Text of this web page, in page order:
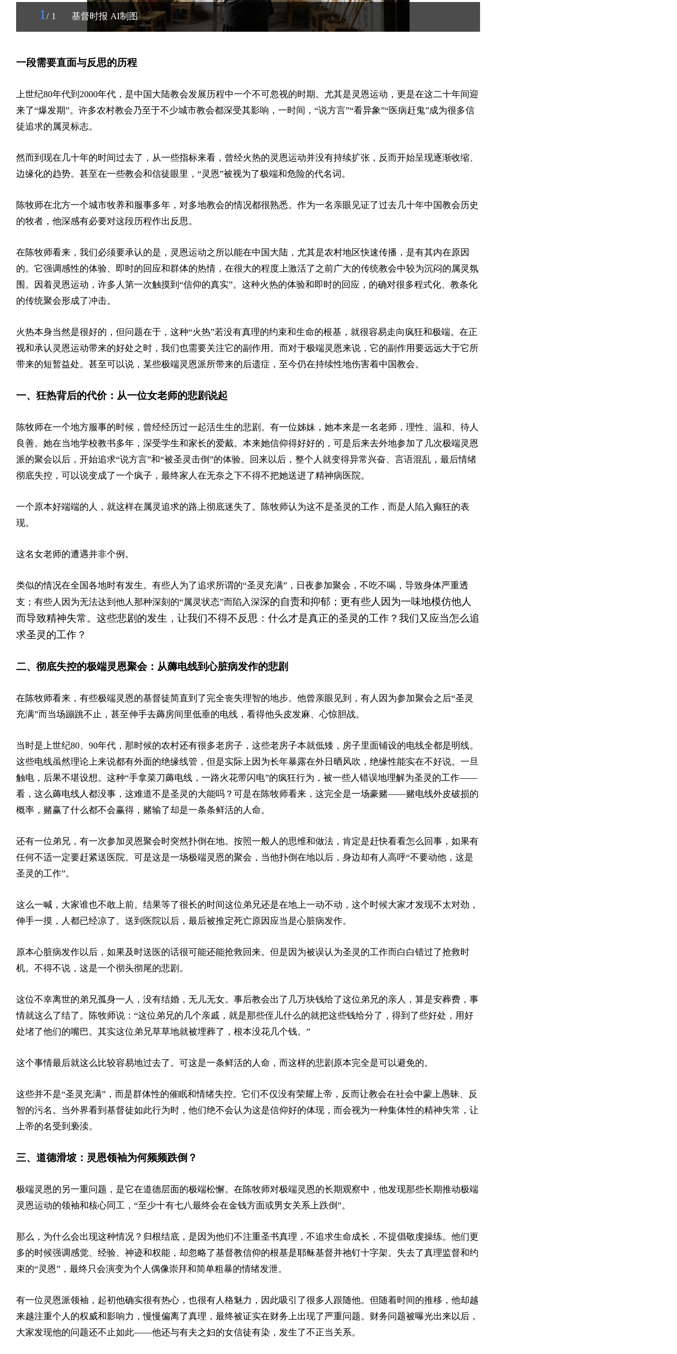
1 / 1 基督时报 AI制图
一段需要直面与反思的历程
上世纪80年代到2000年代，是中国大陆教会发展历程中一个不可忽视的时期。尤其是灵恩运动，更是在这二十年间迎
来了“爆发期”。许多农村教会乃至于不少城市教会都深受其影响，一时间，“说方言”“看异象”“医病赶鬼”成为很多信
徒追求的属灵标志。
然而到现在几十年的时间过去了，从一些指标来看，曾经火热的灵恩运动并没有持续扩张，反而开始呈现逐渐收缩、
边缘化的趋势。甚至在一些教会和信徒眼里，“灵恩”被视为了极端和危险的代名词。
陈牧师在北方一个城市牧养和服事多年，对多地教会的情况都很熟悉。作为一名亲眼见证了过去几十年中国教会历史
的牧者，他深感有必要对这段历程作出反思。
在陈牧师看来，我们必须要承认的是，灵恩运动之所以能在中国大陆，尤其是农村地区快速传播，是有其内在原因
的。它强调感性的体验、即时的回应和群体的热情，在很大的程度上激活了之前广大的传统教会中较为沉闷的属灵氛
围。因着灵恩运动，许多人第一次触摸到“信仰的真实”。这种火热的体验和即时的回应，的确对很多程式化、教条化
的传统聚会形成了冲击。
火热本身当然是很好的，但问题在于，这种“火热”若没有真理的约束和生命的根基，就很容易走向疯狂和极端。在正
视和承认灵恩运动带来的好处之时，我们也需要关注它的副作用。而对于极端灵恩来说，它的副作用要远远大于它所
带来的短暂益处。甚至可以说，某些极端灵恩派所带来的后遗症，至今仍在持续性地伤害着中国教会。
一、狂热背后的代价：从一位女老师的悲剧说起
陈牧师在一个地方服事的时候，曾经经历过一起活生生的悲剧。有一位姊妹，她本来是一名老师，理性、温和、待人
良善。她在当地学校教书多年，深受学生和家长的爱戴。本来她信仰得好好的，可是后来去外地参加了几次极端灵恩
派的聚会以后，开始追求“说方言”和“被圣灵击倒”的体验。回来以后，整个人就变得异常兴奋、言语混乱，最后情绪
彻底失控，可以说变成了一个疯子，最终家人在无奈之下不得不把她送进了精神病医院。
一个原本好端端的人，就这样在属灵追求的路上彻底迷失了。陈牧师认为这不是圣灵的工作，而是人陷入癫狂的表
现。
这名女老师的遭遇并非个例。
类似的情况在全国各地时有发生。有些人为了追求所谓的“圣灵充满”，日夜参加聚会，不吃不喝，导致身体严重透
支；有些人因为无法达到他人那种深刻的“属灵状态”而陷入深深的自责和抑郁；更有些人因为一味地模仿他人
而导致精神失常。这些悲剧的发生，让我们不得不反思：什么才是真正的圣灵的工作？我们又应当怎么追
求圣灵的工作？
二、彻底失控的极端灵恩聚会：从薅电线到心脏病发作的悲剧
在陈牧师看来，有些极端灵恩的基督徒简直到了完全丧失理智的地步。他曾亲眼见到，有人因为参加聚会之后“圣灵
充满”而当场蹦跳不止，甚至伸手去薅房间里低垂的电线，看得他头皮发麻、心惊胆战。
当时是上世纪80、90年代，那时候的农村还有很多老房子，这些老房子本就低矮，房子里面铺设的电线全都是明线。
这些电线虽然理论上来说都有外面的绝缘线管，但是实际上因为长年暴露在外日晒风吹，绝缘性能实在不好说。一旦
触电，后果不堪设想。这种“手拿菜刀薅电线，一路火花带闪电”的疯狂行为，被一些人错误地理解为圣灵的工作——
看，这么薅电线人都没事，这难道不是圣灵的大能吗？可是在陈牧师看来，这完全是一场豪赌——赌电线外皮破损的
概率，赌赢了什么都不会赢得，赌输了却是一条条鲜活的人命。
还有一位弟兄，有一次参加灵恩聚会时突然扑倒在地。按照一般人的思维和做法，肯定是赶快看看怎么回事，如果有
任何不适一定要赶紧送医院。可是这是一场极端灵恩的聚会，当他扑倒在地以后，身边却有人高呼“不要动他，这是
圣灵的工作”。
这么一喊，大家谁也不敢上前。结果等了很长的时间这位弟兄还是在地上一动不动，这个时候大家才发现不太对劲，
伸手一摸，人都已经凉了。送到医院以后，最后被推定死亡原因应当是心脏病发作。
原本心脏病发作以后，如果及时送医的话很可能还能抢救回来。但是因为被误认为圣灵的工作而白白错过了抢救时
机。不得不说，这是一个彻头彻尾的悲剧。
这位不幸离世的弟兄孤身一人，没有结婚，无儿无女。事后教会出了几万块钱给了这位弟兄的亲人，算是安葬费，事
情就这么了结了。陈牧师说：“这位弟兄的几个亲戚，就是那些侄儿什么的就把这些钱给分了，得到了些好处，用好
处堵了他们的嘴巴。其实这位弟兄草草地就被埋葬了，根本没花几个钱。”
这个事情最后就这么比较容易地过去了。可这是一条鲜活的人命，而这样的悲剧原本完全是可以避免的。
这些并不是“圣灵充满”，而是群体性的催眠和情绪失控。它们不仅没有荣耀上帝，反而让教会在社会中蒙上愚昧、反
智的污名。当外界看到基督徒如此行为时，他们绝不会认为这是信仰好的体现，而会视为一种集体性的精神失常，让
上帝的名受到亵渎。
三、道德滑坡：灵恩领袖为何频频跌倒？
极端灵恩的另一重问题，是它在道德层面的极端松懈。在陈牧师对极端灵恩的长期观察中，他发现那些长期推动极端
灵恩运动的领袖和核心同工，“至少十有七八最终会在金钱方面或男女关系上跌倒”。
那么，为什么会出现这种情况？归根结底，是因为他们不注重圣书真理，不追求生命成长，不提倡敬虔操练。他们更
多的时候强调感觉、经验、神迹和权能，却忽略了基督教信仰的根基是耶稣基督并祂钉十字架。失去了真理监督和约
束的“灵恩”，最终只会演变为个人偶像崇拜和简单粗暴的情绪发泄。
有一位灵恩派领袖，起初他确实很有热心，也很有人格魅力，因此吸引了很多人跟随他。但随着时间的推移，他却越
来越注重个人的权威和影响力，慢慢偏离了真理，最终被证实在财务上出现了严重问题。财务问题被曝光出来以后，
大家发现他的问题还不止如此——他还与有夫之妇的女信徒有染，发生了不正当关系。